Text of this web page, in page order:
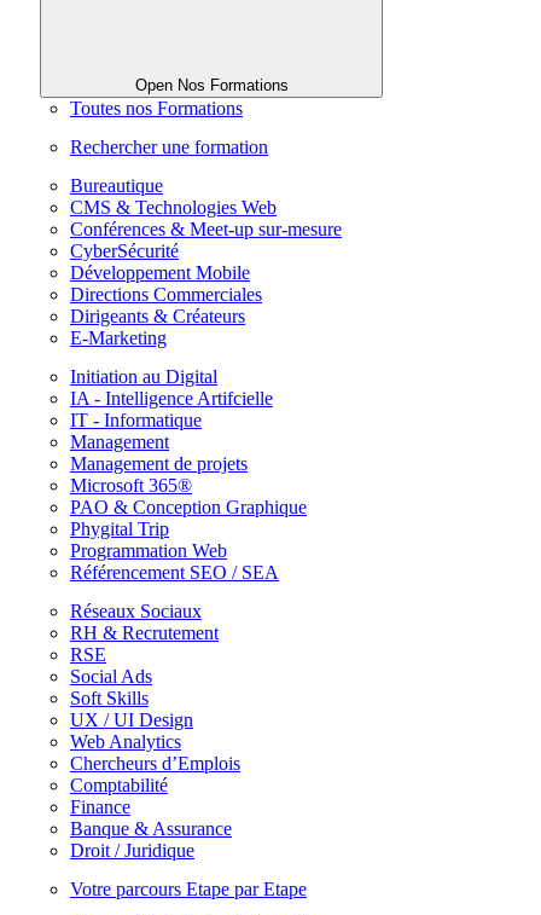
Open Nos Formations
Toutes nos Formations
Rechercher une formation
Bureautique
CMS & Technologies Web
Conférences & Meet-up sur-mesure
CyberSécurité
Développement Mobile
Directions Commerciales
Dirigeants & Créateurs
E-Marketing
Initiation au Digital
IA - Intelligence Artifcielle
IT - Informatique
Management
Management de projets
Microsoft 365®
PAO & Conception Graphique
Phygital Trip
Programmation Web
Référencement SEO / SEA
Réseaux Sociaux
RH & Recrutement
RSE
Social Ads
Soft Skills
UX / UI Design
Web Analytics
Chercheurs d’Emplois
Comptabilité
Finance
Banque & Assurance
Droit / Juridique
Votre parcours Etape par Etape